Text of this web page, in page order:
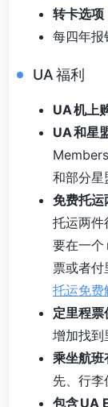
转卡选项
每四年
UA 福利
UA 机上
UA 和星
和部分星
免费托运
托运两件
要在一
票或者付
托运免费
定里程票
增加找到
乘坐航
先、行
包含 UA